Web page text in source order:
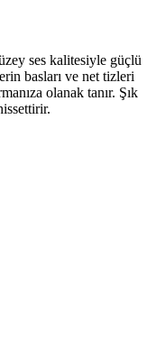
ses kalitesiyle güçlü
basları ve net tizleri
olanak tanır. Şık